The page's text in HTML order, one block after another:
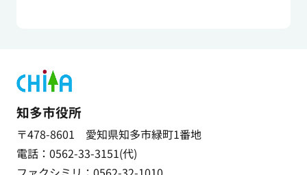
知多市役所
〒478-8601 愛知県知多市緑町1番地
電話：0562-33-3151(代)